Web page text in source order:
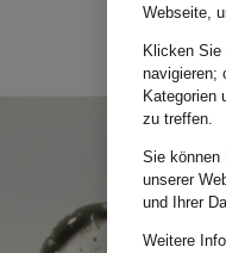
Webseite,
Klicken Sie
navigieren;
Kategorien
zu treffen.
Sie können
unserer
und Ihrer
Weitere